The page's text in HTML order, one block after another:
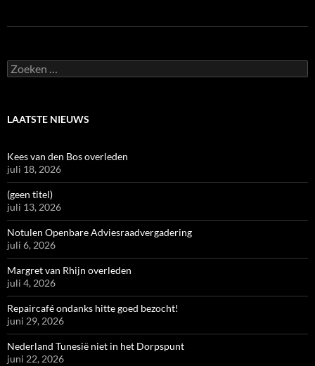
Zoeken
naar:
LAATSTE NIEUWS
Kees van den Bos overleden
juli 18, 2026
(geen titel)
juli 13, 2026
Notulen Openbare Adviesraadvergadering
juli 6, 2026
Margret van Rhijn overleden
juli 4, 2026
Repaircafé ondanks hitte goed bezocht!
juni 29, 2026
Nederland Tunesië niet in het Dorpspunt
juni 22, 2026